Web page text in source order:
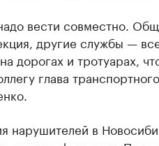
вести совместно.
другие службы —
дорогах и тротуарах,
глава
нарушителей в